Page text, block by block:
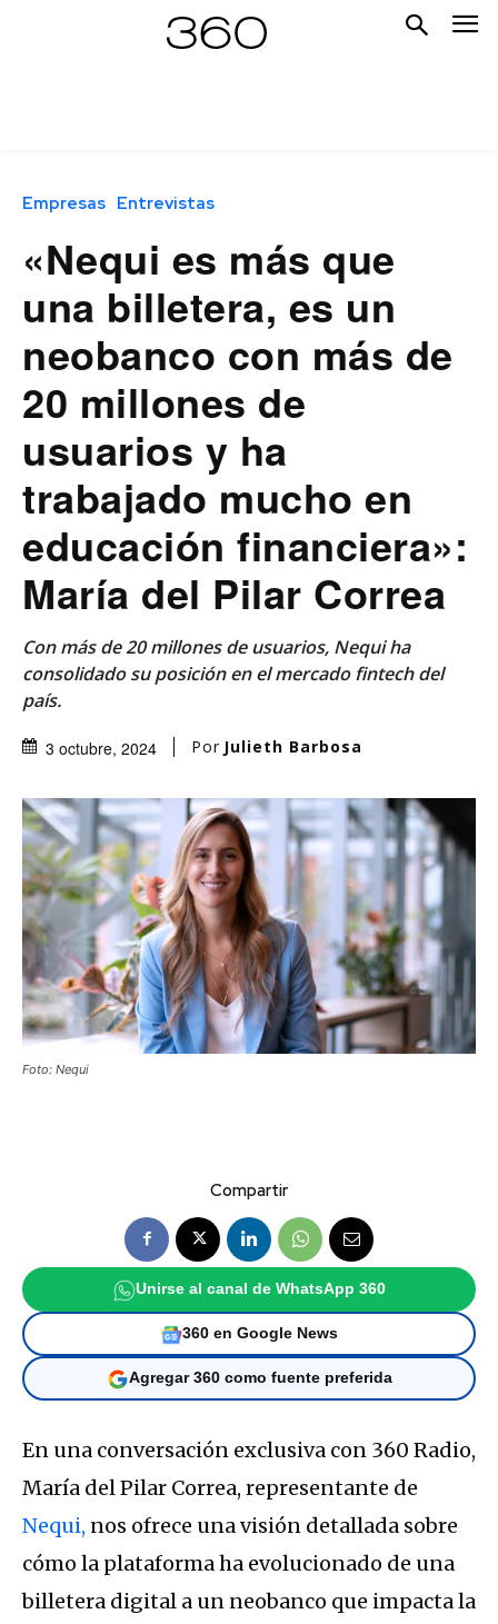
Empresas Entrevistas
«Nequi es más que
una billetera, es un
neobanco con más de
20 millones de
usuarios y ha
trabajado mucho en
educación financiera»:
María del Pilar Correa
Con más de 20 millones de usuarios, Nequi ha
consolidado su posición en el mercado fintech del
país.
3 octubre, 2024 Por Julieth Barbosa
Foto: Nequi
Compartir
Unirse al canal de WhatsApp 360
360 en Google News
Agregar 360 como fuente preferida
En una conversación exclusiva con 360 Radio,
María del Pilar Correa, representante de
Nequi, nos ofrece una visión detallada sobre
cómo la plataforma ha evolucionado de una
billetera digital a un neobanco que impacta la